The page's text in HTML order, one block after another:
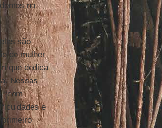
no
são
de mulher
que dedica
Nessas
“com
e
primeiro